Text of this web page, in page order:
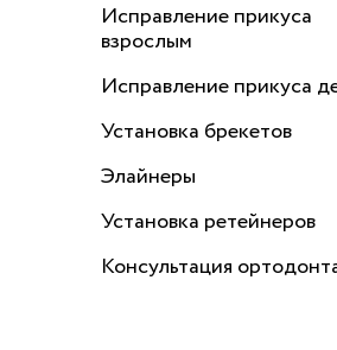
Исправление прикуса
взрослым
Исправление прикуса
Установка брекетов
Элайнеры
Установка ретейнеров
Консультация